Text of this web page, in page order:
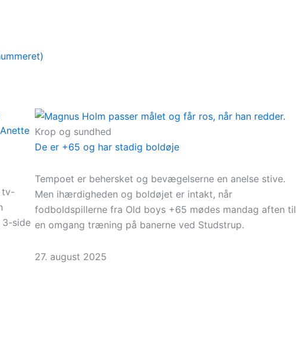
tv-
3-side
Krop og sundhed
De er +65 og har stadig boldøje
Tempoet er behersket og bevægelserne en anelse stive.
Men ihærdigheden og boldøjet er intakt, når
fodboldspillerne fra Old boys +65 mødes mandag aften til
en omgang træning på banerne ved Studstrup.
27. august 2025